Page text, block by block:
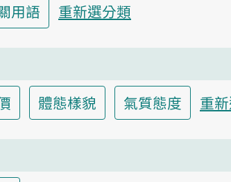
用語 重新選分類
體態樣貌 氣質態度 重